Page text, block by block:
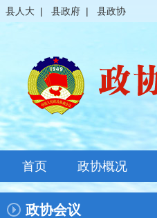
县人大 | 县政府 | 县政协
首页 政协概况
政协会议